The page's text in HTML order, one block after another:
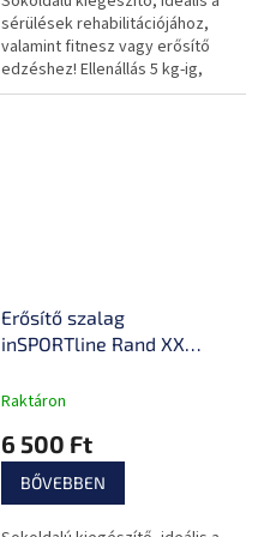
sérülések rehabilitációjához,
valamint fitnesz vagy erősítő
edzéshez! Ellenállás 5 kg-ig,
kiváló minőségű anyagok,
Erősítő szalag
inSPORTline Rand XX
kerület 208cm, hossz
Raktáron
6 500 Ft
BŐVEBBEN